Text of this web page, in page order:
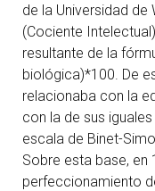
de la Universidad de
(Cociente
resultante de la
biológica)*100. De
relacionaba con la
con la de sus
escala de Binet-
Sobre esta base, en
perfeccionamiento